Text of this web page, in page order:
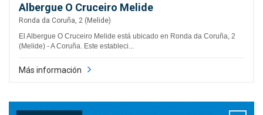
Albergue O Cruceiro Melide
Ronda da Coruña, 2 (Melide)
El Albergue O Cruceiro Melide está ubicado en Ronda da Coruña, 2
(Melide) - A Coruña. Este estableci...
Más información